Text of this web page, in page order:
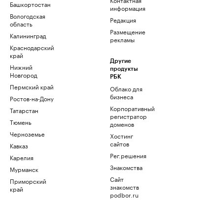
Башкортостан
Вологодская
область
Калининград
Краснодарский
край
Нижний
Новгород
Пермский край
Ростов-на-Дону
Татарстан
Тюмень
Черноземье
Кавказ
Карелия
Мурманск
Приморский
край
информация
Редакция
Размещение
рекламы
Другие
продукты
РБК
Облако для
бизнеса
Корпоративный
регистратор
доменов
Хостинг
сайтов
Рег.решения
Знакомства
Сайт
знакомств
podbor.ru